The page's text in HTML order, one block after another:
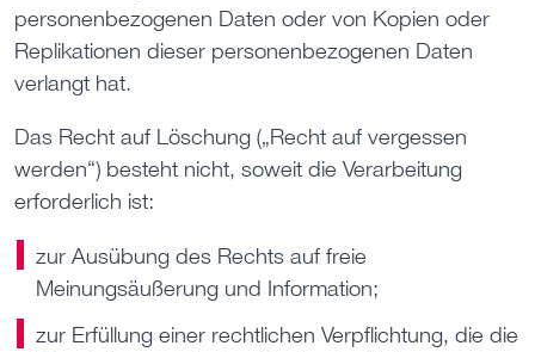
personenbezogenen Daten oder von Kopien oder
Replikationen dieser personenbezogenen Daten
verlangt hat.
Das Recht auf Löschung („Recht auf vergessen
werden“) besteht nicht, soweit die Verarbeitung
erforderlich ist:
zur Ausübung des Rechts auf freie
Meinungsäußerung und Information;
zur Erfüllung einer rechtlichen Verpflichtung, die die